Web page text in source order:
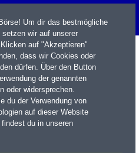
Um dir das bestmögliche
wir auf unserer
auf "Akzeptieren"
dass wir Cookies oder
dürfen. Über den Button
der genannten
oder widersprechen.
du der Verwendung von
auf dieser Website
du in unseren